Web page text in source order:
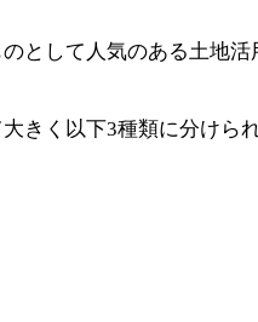
として人気のある土地活
きく以下3種類に分けられ